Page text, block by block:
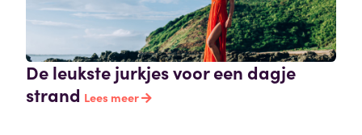
De leukste jurkjes voor een dagje
strand Lees meer